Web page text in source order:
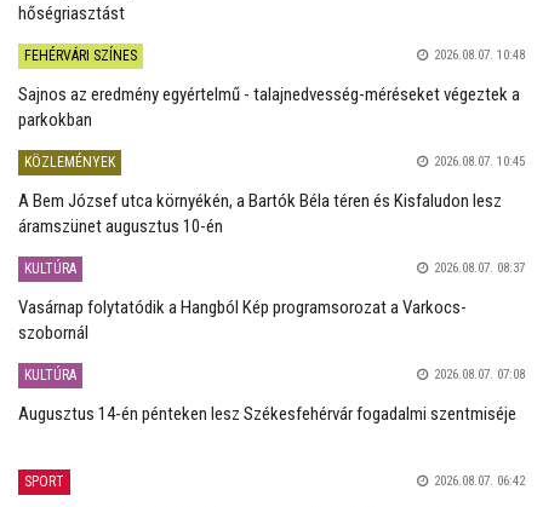
hőségriasztást
FEHÉRVÁRI SZÍNES 2026.08.07. 10:48
Sajnos az eredmény egyértelmű - talajnedvesség-méréseket végeztek a
parkokban
KÖZLEMÉNYEK 2026.08.07. 10:45
A Bem József utca környékén, a Bartók Béla téren és Kisfaludon lesz
áramszünet augusztus 10-én
KULTÚRA 2026.08.07. 08:37
Vasárnap folytatódik a Hangból Kép programsorozat a Varkocs-
szobornál
KULTÚRA 2026.08.07. 07:08
Augusztus 14-én pénteken lesz Székesfehérvár fogadalmi szentmiséje
SPORT 2026.08.07. 06:42